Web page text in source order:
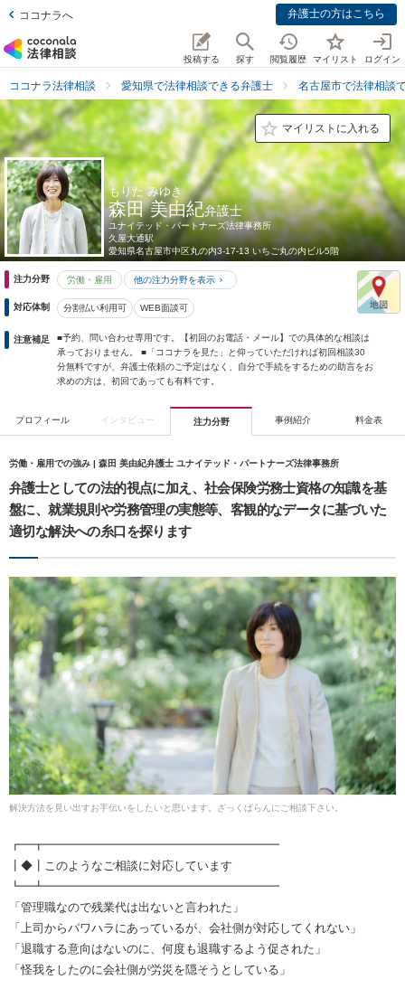
ココナラへ 弁護士の方はこちら
投稿する 探す 閲覧履歴 マイリスト ログイン
ココナラ法律相談 愛知県で法律相談できる弁護士 名古屋市で法律相談
マイリストに入れる
もりた みゆき
森田 美由紀弁護士
ユナイテッド・パートナーズ法律事務所
久屋大通駅
愛知県名古屋市中区丸の内3-17-13 いちご丸の内ビル5階
注力分野 労働・雇用 他の注力分野を表示
対応体制 分割払い利用可 WEB面談可
注意補足
■予約、問い合わせ専用です。【初回のお電話・メール】での具体的な相談は
承っておりません。 ■「ココナラを見た」と仰っていただければ初回相談30
分無料ですが、弁護士依頼のご予定はなく、自分で手続をするための助言をお
求めの方は、初回であっても有料です。
プロフィール インタビュー 注力分野 事例紹介 料金表
労働・雇用での強み | 森田 美由紀弁護士 ユナイテッド・パートナーズ法律事務所
弁護士としての法的視点に加え、社会保険労務士資格の知識を基
盤に、就業規則や労務管理の実態等、客観的なデータに基づいた
適切な解決への糸口を探ります
解決方法を見い出すお手伝いをしたいと思います。ざっくばらんにご相談下さい。
┏━┳━━━━━━━━━━━━━━━━━━━━
┃◆┃このようなご相談に対応しています
┗━┻━━━━━━━━━━━━━━━━━━━━
「管理職なので残業代は出ないと言われた」
「上司からパワハラにあっているが、会社側が対応してくれない」
「退職する意向はないのに、何度も退職するよう促された」
「怪我をしたのに会社側が労災を隠そうとしている」